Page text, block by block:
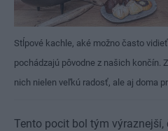
Stĺpové kachle, aké možno často
pochádzajú pôvodne z našich končín.
nich nielen veľkú radosť, ale aj doma
Tento pocit bol tým